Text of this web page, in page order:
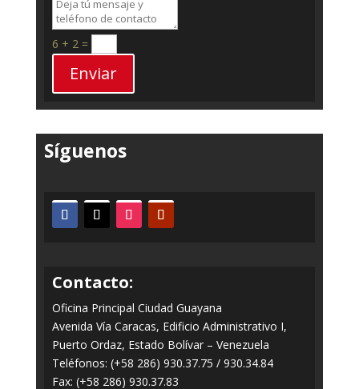
6 + 2=
Enviar
Síguenos
Contacto:
Oficina Principal Ciudad Guayana
Avenida Vía Caracas, Edificio Administrativo I,
Puerto Ordaz, Estado Bolívar – Venezuela
Teléfonos: (+58 286) 930.37.75 / 930.34.84
Fax: (+58 286) 930.37.83